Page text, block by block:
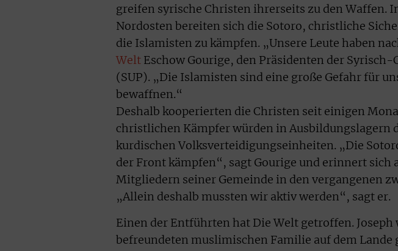
greifen syrische Christen ihrerseits zu den Waffen.
Nordosten bereiten sich die Sotoro, christliche
die Islamisten zu kämpfen. „Unsere Leute haben
Welt Eschow Gourige, den Präsidenten der
(SUP). „Die Islamisten sind eine große Gefahr für
bewaffnen.“
Deshalb kooperierten die Christen seit einigen
christlichen Kämpfer würden in Ausbildungslagern
kurdischen Volksverteidigungseinheiten. „Die
der Front kämpfen“, sagt Gourige und erinnert sich
Mitgliedern seiner Gemeinde in den vergangenen
„Allein deshalb mussten wir aktiv werden“, sagt er.
Einen der Entführten hat Die Welt getroffen.
befreundeten muslimischen Familie auf dem Lande